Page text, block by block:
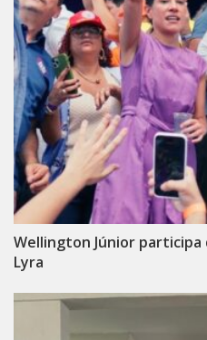
Wellington Júnior participa
Lyra